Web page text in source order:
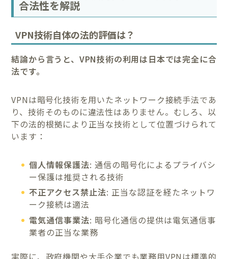
合法性を解説
VPN技術自体の法的評価は？
結論から言うと、VPN技術の利用は日本では完全に合
法です。
VPNは暗号化技術を用いたネットワーク接続手法であ
り、技術そのものに違法性はありません。むしろ、以
下の法的根拠により正当な技術として位置づけられて
います：
個人情報保護法: 通信の暗号化によるプライバシ
ー保護は推奨される技術
不正アクセス禁止法: 正当な認証を経たネットワ
ーク接続は適法
電気通信事業法: 暗号化通信の提供は電気通信事
業者の正当な業務
実際に、政府機関や大手企業でも業務用VPNは標準的